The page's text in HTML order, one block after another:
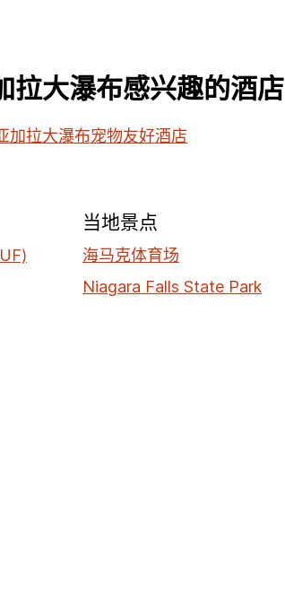
拉大瀑布感兴趣的酒店
加拉大瀑布宠物友好酒店
当地景点
海马克体育场
Niagara Falls State Park